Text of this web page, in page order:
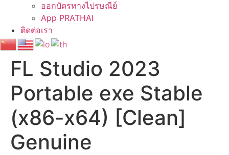
ออกบัตรทางไปรษณีย์
App PRATHAI
ติดต่อเรา
FL Studio 2023
Portable exe Stable
(x86-x64) [Clean]
Genuine